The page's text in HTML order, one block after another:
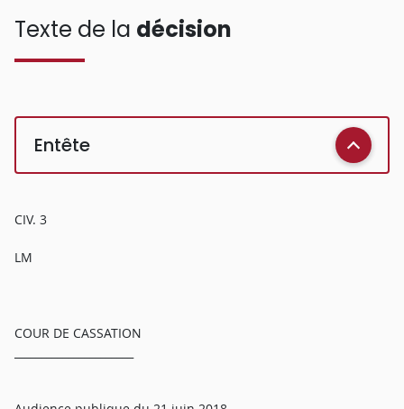
Texte de la décision
Entête
CIV. 3
LM
COUR DE CASSATION